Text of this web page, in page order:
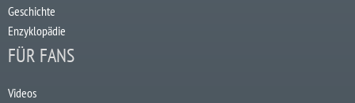
Geschichte
Enzyklopädie
FÜR FANS
Videos